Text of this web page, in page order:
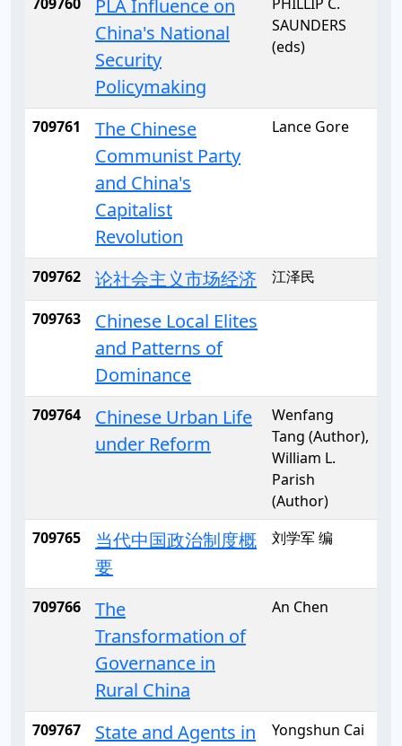
PLA Influence on
China's National
Security
Policymaking
SAUNDERS
(eds)
709761
The Chinese
Communist Party
and China's
Capitalist
Revolution
Lance Gore
709762 论社会主义市场经济 江泽民
709763
Chinese Local Elites
and Patterns of
Dominance
709764
Chinese Urban Life
under Reform
Wenfang
Tang (Author),
William L.
Parish
(Author)
709765
当代中国政治制度概
要
刘学军 编
709766
The
Transformation of
Governance in
Rural China
An Chen
709767
State and Agents in
Yongshun Cai